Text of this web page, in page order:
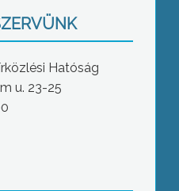
Hatóság
u. 23-25